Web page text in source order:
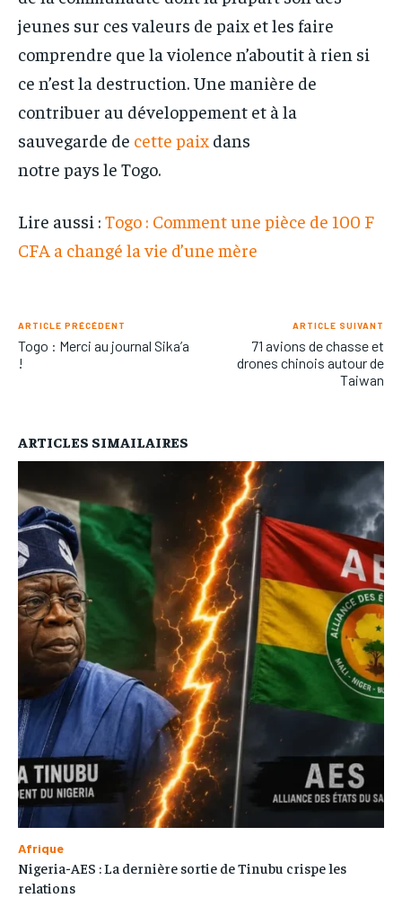
jeunes sur ces valeurs de paix et les faire
comprendre que la violence n’aboutit à rien si
ce n’est la destruction. Une manière de
contribuer au développement et à la
sauvegarde de cette paix dans
notre pays le Togo.
Lire aussi : Togo : Comment une pièce de 100 F
CFA a changé la vie d’une mère
ARTICLE PRÉCÉDENT
Togo : Merci au journal Sika’a
!
ARTICLE SUIVANT
71 avions de chasse et
drones chinois autour de
Taiwan
ARTICLES SIMAILAIRES
Afrique
Nigeria-AES : La dernière sortie de Tinubu crispe les
relations